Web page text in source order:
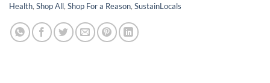
Health, Shop All, Shop For a Reason, SustainLocals